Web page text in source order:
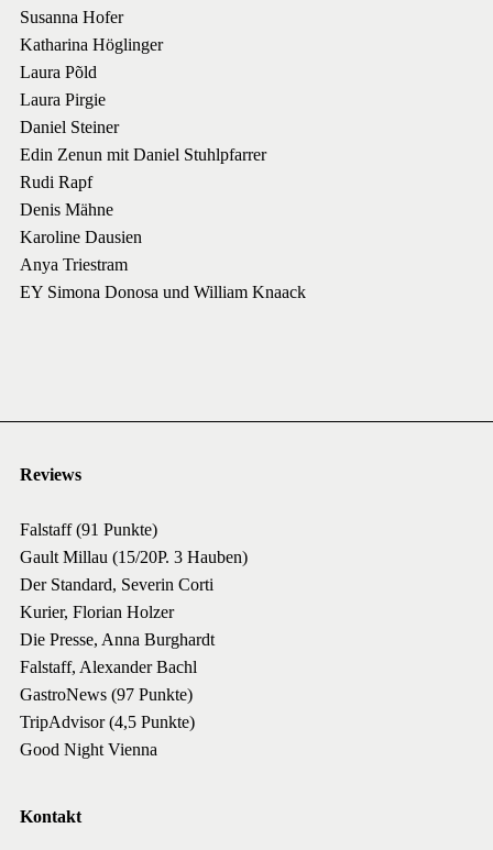
Susanna Hofer
Katharina Höglinger
Laura Põld
Laura Pirgie
Daniel Steiner
Edin Zenun mit Daniel Stuhlpfarrer
Rudi Rapf
Denis Mähne
Karoline Dausien
Anya Triestram
EY Simona Donosa und William Knaack
Reviews
Falstaff (91 Punkte)
Gault Millau (15/20P. 3 Hauben)
Der Standard, Severin Corti
Kurier, Florian Holzer
Die Presse, Anna Burghardt
Falstaff, Alexander Bachl
GastroNews (97 Punkte)
TripAdvisor (4,5 Punkte)
Good Night Vienna
Kontakt